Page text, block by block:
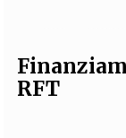
RFT